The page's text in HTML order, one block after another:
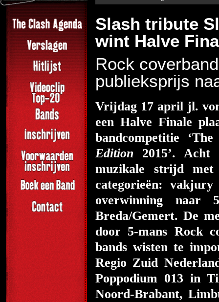
Slash tribute
wint Halve
Rock
publieksprijs
Vrijdag 17 april jl.
een Halve Finale
bandcompetitie
Edition 2015’. Acht
muzikale strijd
categorieën:
overwinning naar
Breda/Gemert. De
door 5-mans Rock
bands wisten te
Regio Zuid
Poppodium 013 in
Noord-Brabant,